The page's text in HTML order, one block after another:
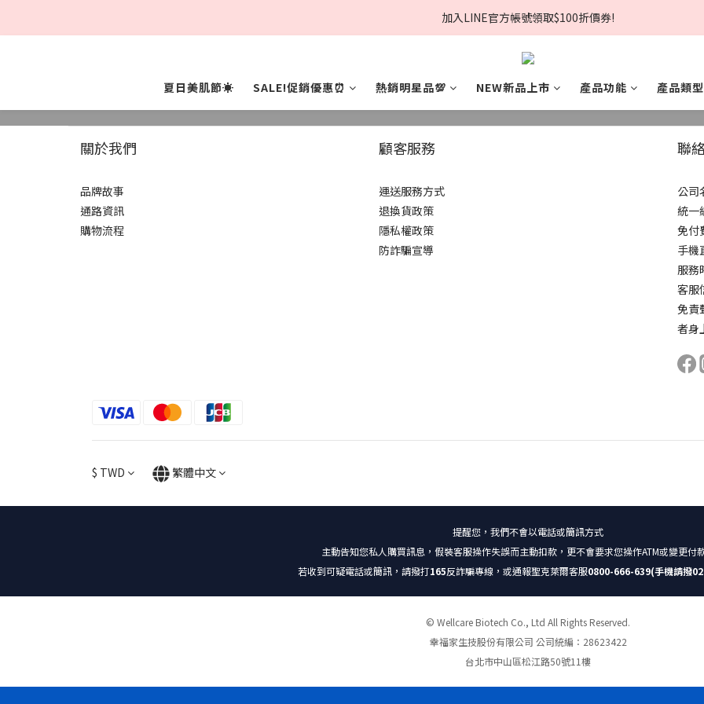
夏日美肌節🏖️輸入折扣碼現折$168❗
加入LINE官方帳號領取$100折價券!
夏日美肌節🏖️輸入折扣碼現折$168❗
夏日美肌節☀️ SALE!促銷優惠⏰ 熱銷明星品💯 NEW新品上市 產品功能 產品類型
chachax聖克萊爾團購已結單
關於我們
品牌故事
通路資訊
購物流程
顧客服務
運送服務方式
退換貨政策
隱私權政策
防詐騙宣導
聯
公司
統一
免付
手機
服務
客服
免責
者身
$ TWD 繁體中文
提醒您，我們不會以電話或簡訊方式
主動告知您私人購買訊息，假裝客服操作失誤而主動扣款，更不會要求您操作ATM或變更付
若收到可疑電話或簡訊，請撥打165反詐騙專線，或通報聖克萊爾客服0800-666-639(手機請撥
© Wellcare Biotech Co., Ltd All Rights Reserved.
幸福家生技股份有限公司 公司統編：28623422
台北市中山區松江路50號11樓